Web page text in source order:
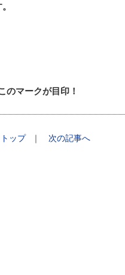
のマークが目印！
ップ ｜ 次の記事へ